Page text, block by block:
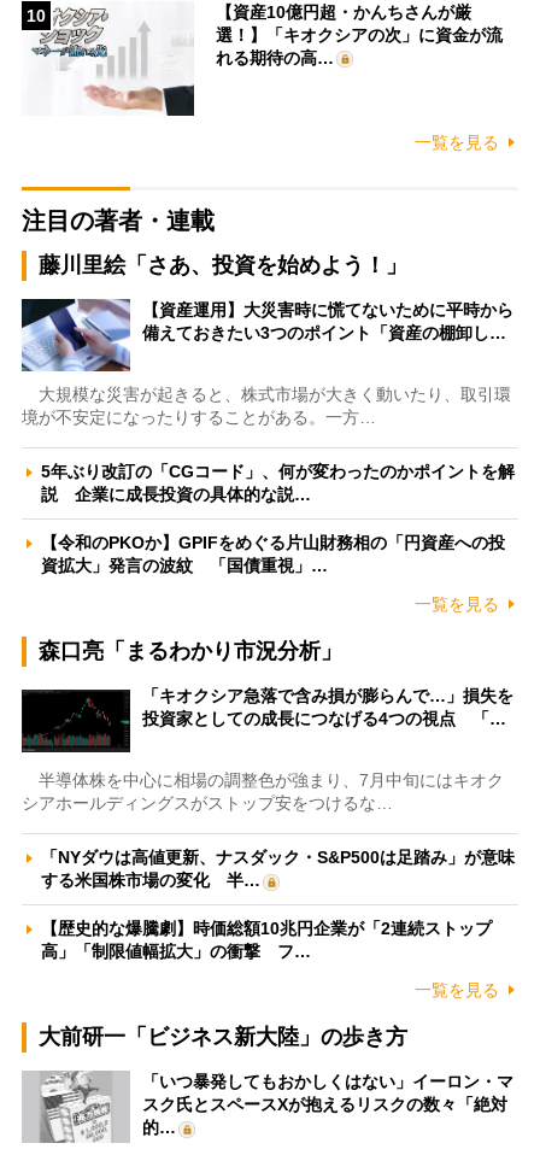
10
【資産10億円超・かんちさんが厳
選！】「キオクシアの次」に資金が流
れる期待の高…
一覧を見る
注目の著者・連載
藤川里絵「さあ、投資を始めよう！」
【資産運用】大災害時に慌てないために平時から
備えておきたい3つのポイント「資産の棚卸し…
大規模な災害が起きると、株式市場が大きく動いたり、取引環
境が不安定になったりすることがある。一方…
5年ぶり改訂の「CGコード」、何が変わったのかポイントを解
説 企業に成長投資の具体的な説…
【令和のPKOか】GPIFをめぐる片山財務相の「円資産への投
資拡大」発言の波紋 「国債重視」…
一覧を見る
森口亮「まるわかり市況分析」
「キオクシア急落で含み損が膨らんで…」損失を
投資家としての成長につなげる4つの視点 「…
半導体株を中心に相場の調整色が強まり、7月中旬にはキオク
シアホールディングスがストップ安をつけるな…
「NYダウは高値更新、ナスダック・S&P500は足踏み」が意味
する米国株市場の変化 半…
【歴史的な爆騰劇】時価総額10兆円企業が「2連続ストップ
高」「制限値幅拡大」の衝撃 フ…
一覧を見る
大前研一「ビジネス新大陸」の歩き方
「いつ暴発してもおかしくはない」イーロン・マ
スク氏とスペースXが抱えるリスクの数々「絶対
的…